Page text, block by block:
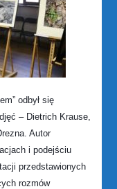
odbył się
– Dietrich Krause,
Autor
i podejściu
przedstawionych
rozmów